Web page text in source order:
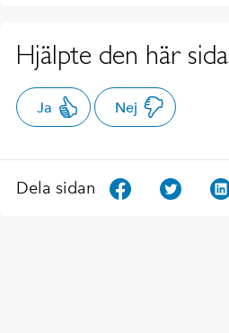
Hjälpte den här
Ja Nej
Dela sidan